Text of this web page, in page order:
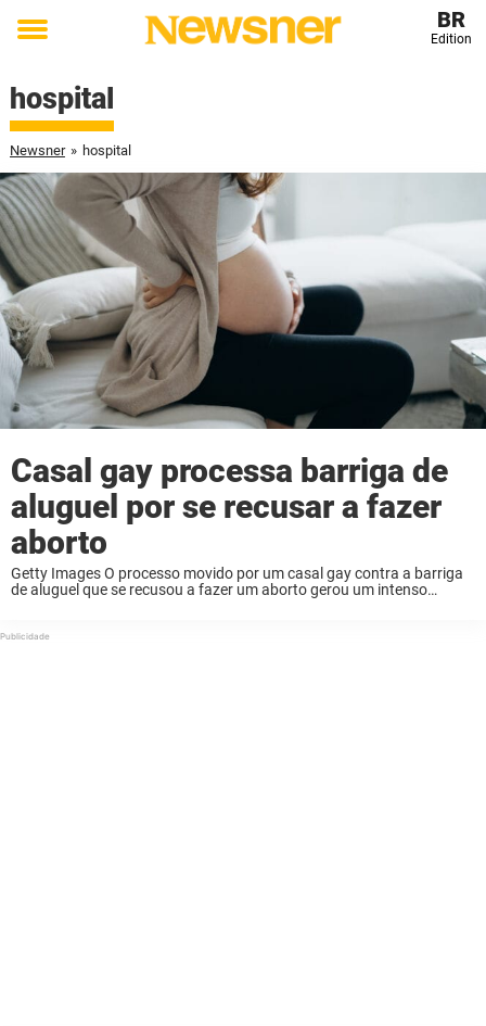
Toggle
BR
Edition
hospital
Newsner » hospital
Casal gay processa barriga de
aluguel por se recusar a fazer
aborto
Getty Images O processo movido por um casal gay contra a barriga
de aluguel que se recusou a fazer um aborto gerou um intenso